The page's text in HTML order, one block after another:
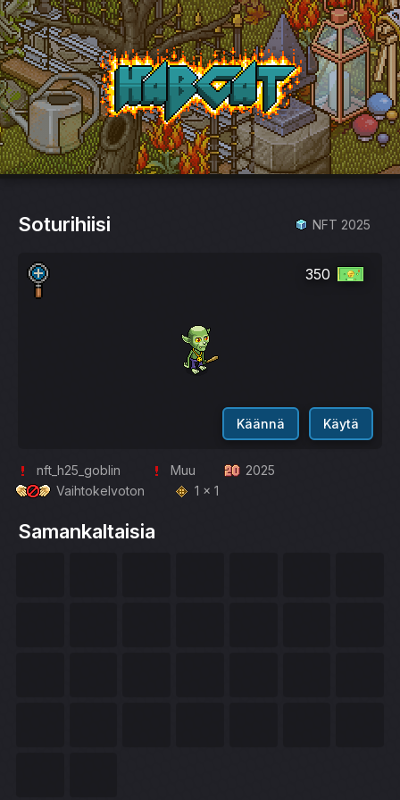
HabCat
Soturihiisi NFT 2025
350
Käännä Käytä
nft_h25_goblin Muu
2025
Vaihtokelvoton
1 x 1
Samankaltaisia